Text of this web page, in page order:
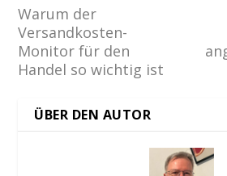
Warum der
Versandkosten-
Monitor für den
Handel so wichtig ist
ÜBER DEN AUTOR